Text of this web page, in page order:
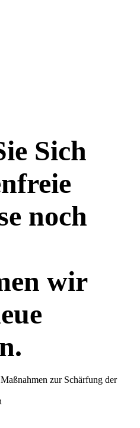
Sich
noch
wir
zur Schärfung der